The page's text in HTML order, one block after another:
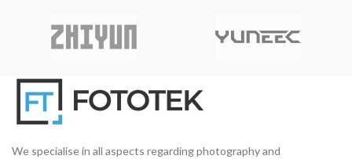
We specialise in all aspects regarding photography and